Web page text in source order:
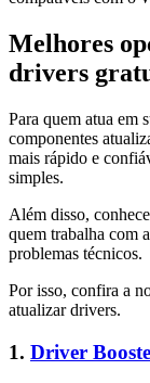
Melhores
drivers
Para quem atua em
componentes
mais rápido e
simples.
Além disso,
quem trabalha com
problemas técnicos.
Por isso, confira a
atualizar drivers.
1. Driver